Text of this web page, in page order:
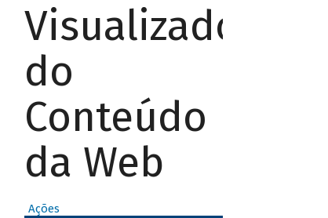
Visualizador
do
Conteúdo
da Web
Ações